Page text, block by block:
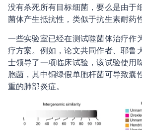
没有杀死所有目标细菌，要么是由于
菌体产生抵抗性，类似于抗生素耐药
一些实验室已经在测试噬菌体治疗作
疗方案。例如，论文共同作者、耶鲁
士领导了一项临床试验，该试验使用
胞菌，其中铜绿假单胞杆菌可导致囊
重的肺部炎症。